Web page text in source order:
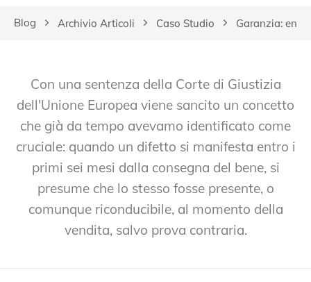
Blog Archivio Articoli Caso Studio Garanzia:
Con una sentenza della Corte di Giustizia
dell'Unione Europea viene sancito un concetto
che già da tempo avevamo identificato come
cruciale: quando un difetto si manifesta entro i
primi sei mesi dalla consegna del bene, si
presume che lo stesso fosse presente, o
comunque riconducibile, al momento della
vendita, salvo prova contraria.